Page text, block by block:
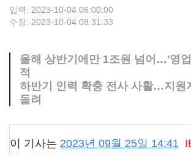
입력: 2023-10-04 06:00:00
수정: 2023-10-04 08:31:33
올해 상반기에만 1조원 넘어…'영
적
하반기 인력 확충 전사 사활…지원
돌려
이 기사는 2023년 09월 25일 14:41